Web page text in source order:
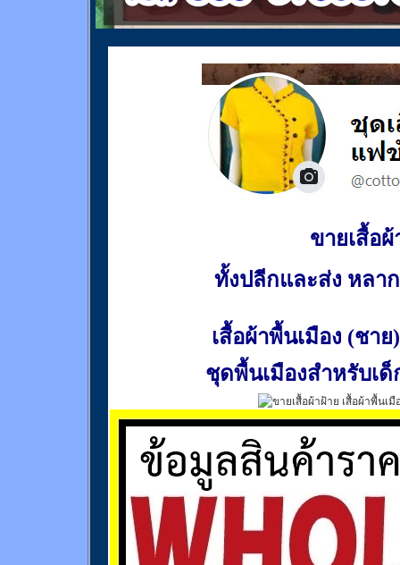
ขายเสื้อผ้
ทั้งปลีกและส่ง หลา
เสื้อผ้าพื้นเมือง (ชาย)
ชุดพื้นเมืองสำหรับเด็